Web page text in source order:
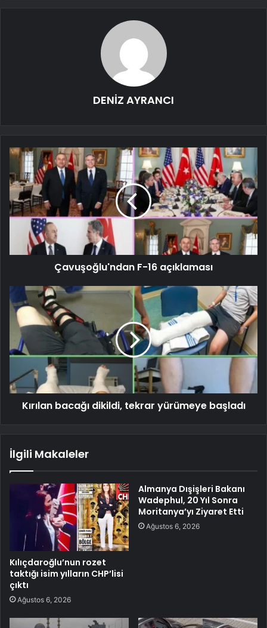
DENİZ AYRANCI
Çavuşoğlu'ndan F-16 açıklaması
Kırılan bacağı dikildi, tekrar yürümeye başladı
İlgili Makaleler
Kılıçdaroğlu’nun rozet
taktığı isim yılların CHP’lisi
çıktı
Ağustos 6, 2026
Almanya Dışişleri Bakanı
Wadephul, 20 Yıl Sonra
Moritanya’yı Ziyaret Etti
Ağustos 6, 2026